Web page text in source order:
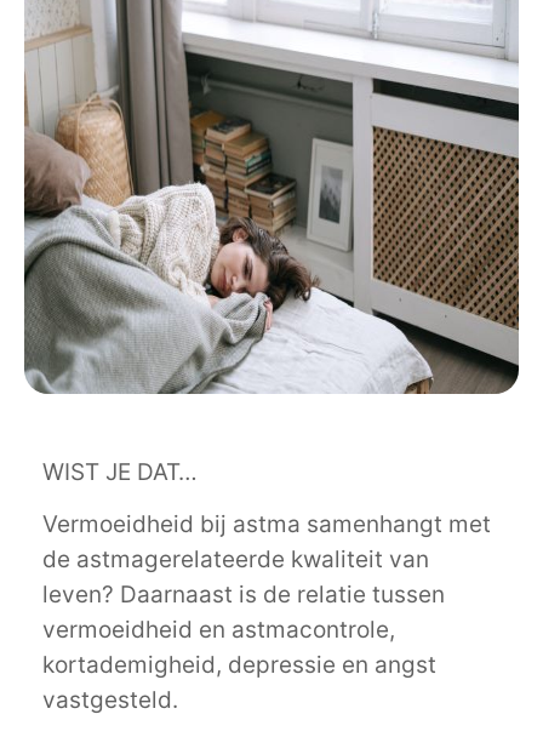
WIST JE DAT…
Vermoeidheid bij astma samenhangt met
de astmagerelateerde kwaliteit van
leven? Daarnaast is de relatie tussen
vermoeidheid en astmacontrole,
kortademigheid, depressie en angst
vastgesteld.